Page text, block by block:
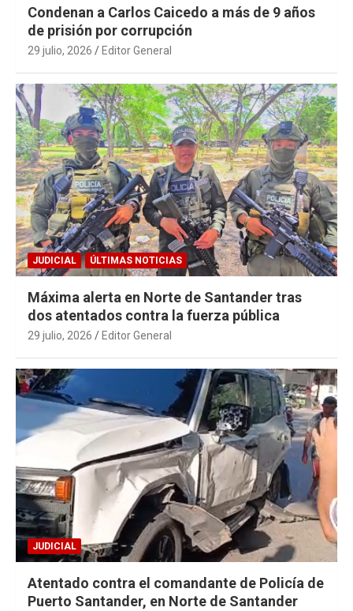
Condenan a Carlos Caicedo a más de 9 años
de prisión por corrupción
29 julio, 2026 Editor General
JUDICIAL ÚLTIMAS NOTICIAS
Máxima alerta en Norte de Santander tras
dos atentados contra la fuerza pública
29 julio, 2026 Editor General
JUDICIAL
Atentado contra el comandante de Policía de
Puerto Santander, en Norte de Santander